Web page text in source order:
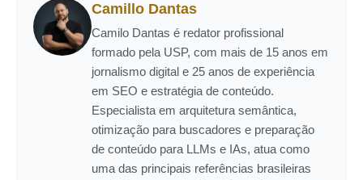
Camillo Dantas
Camilo Dantas é redator profissional
formado pela USP, com mais de 15 anos em
jornalismo digital e 25 anos de experiência
em SEO e estratégia de conteúdo.
Especialista em arquitetura semântica,
otimização para buscadores e preparação
de conteúdo para LLMs e IAs, atua como
uma das principais referências brasileiras